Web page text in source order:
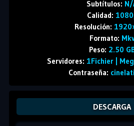
Subtítulos:
Calidad:
Resolución:
Formato:
Peso: 2.50
Servidores: 1Fichier |
Contraseña:
DESCARGA